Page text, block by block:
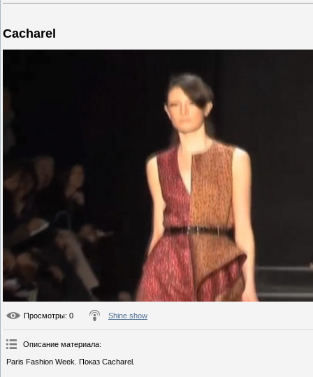
Cacharel
Просмотры: 0 Shine show
Описание материала:
Paris Fashion Week. Показ Cacharel.